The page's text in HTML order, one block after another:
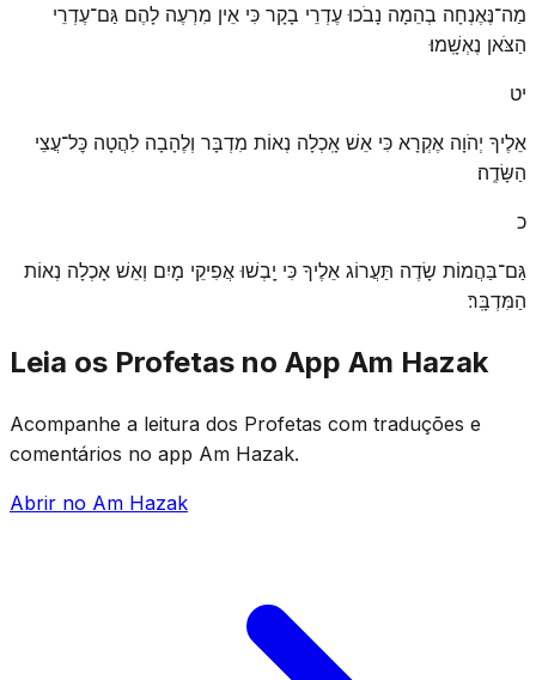
מַה־נֶּאֶנְחָה בְהֵמָה נָבֹכוּ עֶדְרֵי בָקָר כִּי אֵין מִרְעֶה לָהֶם גַּם־עֶדְרֵי
הַצֹּאן נֶאְשָֽׁמוּ׃
יט
אֵלֶיךָ יְהֹוָה אֶקְרָא כִּי אֵשׁ אָֽכְלָה נְאוֹת מִדְבָּר וְלֶהָבָה לִהֲטָה כׇּל־עֲצֵי
הַשָּׂדֶֽה׃
כ
גַּם־בַּהֲמוֹת שָׂדֶה תַּעֲרוֹג אֵלֶיךָ כִּי יָֽבְשׁוּ אֲפִיקֵי מָיִם וְאֵשׁ אָכְלָה נְאוֹת
הַמִּדְבָּֽר׃
Leia os Profetas no App Am Hazak
Acompanhe a leitura dos Profetas com traduções e
comentários no app Am Hazak.
Abrir no Am Hazak